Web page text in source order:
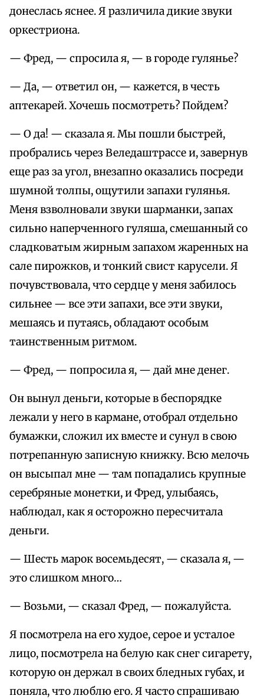
донеслась яснее. Я различила дикие звуки
оркестриона.
— Фред, — спросила я, — в городе гулянье?
— Да, — ответил он, — кажется, в честь
аптекарей. Хочешь посмотреть? Пойдем?
— О да! — сказала я. Мы пошли быстрей,
пробрались через Веледаштрассе и, завернув
еще раз за угол, внезапно оказались посреди
шумной толпы, ощутили запахи гулянья.
Меня взволновали звуки шарманки, запах
сильно наперченного гуляша, смешанный со
сладковатым жирным запахом жаренных на
сале пирожков, и тонкий свист карусели. Я
почувствовала, что сердце у меня забилось
сильнее — все эти запахи, все эти звуки,
мешаясь и путаясь, обладают особым
таинственным ритмом.
— Фред, — попросила я, — дай мне денег.
Он вынул деньги, которые в беспорядке
лежали у него в кармане, отобрал отдельно
бумажки, сложил их вместе и сунул в свою
потрепанную записную книжку. Всю мелочь
он высыпал мне — там попадались крупные
серебряные монетки, и Фред, улыбаясь,
наблюдал, как я осторожно пересчитала
деньги.
— Шесть марок восемьдесят, — сказала я, —
это слишком много…
— Возьми, — сказал Фред, — пожалуйста.
Я посмотрела на его худое, серое и усталое
лицо, посмотрела на белую как снег сигарету,
которую он держал в своих бледных губах, и
поняла, что люблю его. Я часто спрашиваю